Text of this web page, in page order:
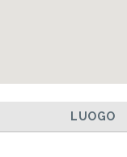
LUOGO